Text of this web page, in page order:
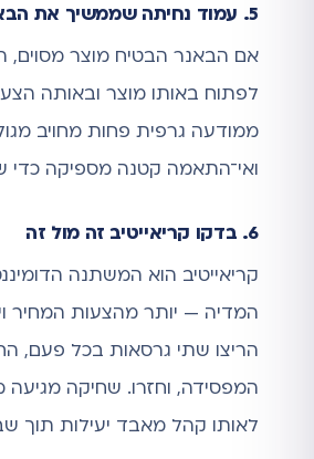
5. עמוד נחיתה שממשיך את הבאנר
אם הבאנר הבטיח מוצר מסוים,
לפתוח באותו מוצר ובאותה
ממודעה גרפית פחות מחויב
ואי־התאמה קטנה מספיקה כדי
6. בדקו קריאייטיב זה מול זה
קריאייטיב הוא המשתנה
המדיה — יותר מהצעות המחיר
הריצו שתי גרסאות בכל פעם,
המפסידה, וחזרו. שחיקה מגיעה
לאותו קהל מאבד יעילות תוך